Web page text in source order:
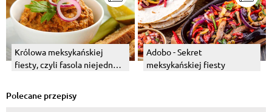
Królowa meksykańskiej
fiesty, czyli fasola niejedno
Adobo - Sekret
meksykańskiej fiesty
Polecane przepisy